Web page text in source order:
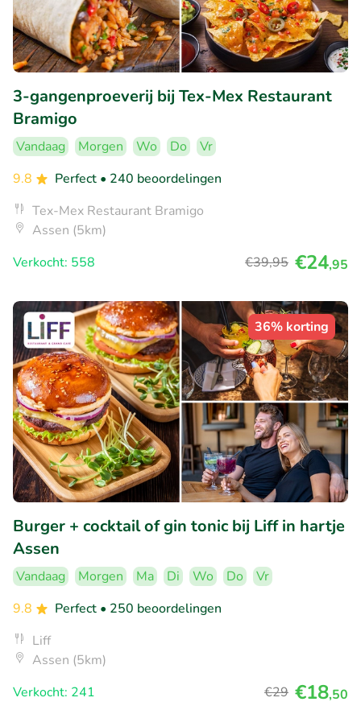
3-gangenproeverij bij Tex-Mex Restaurant
Bramigo
Vandaag Morgen Wo Do
Vr
9.8
Perfect • 240 beoordelingen
Tex-Mex Restaurant Bramigo
Assen (5km)
Verkocht: 558
€39,95 €24,95
36% korting
Burger + cocktail of gin tonic bij Liff in hartje
Assen
Vandaag Morgen Ma Di Wo Do
Vr
9.8
Perfect • 250 beoordelingen
Liff
Assen (5km)
Verkocht: 241
€29 €18,50